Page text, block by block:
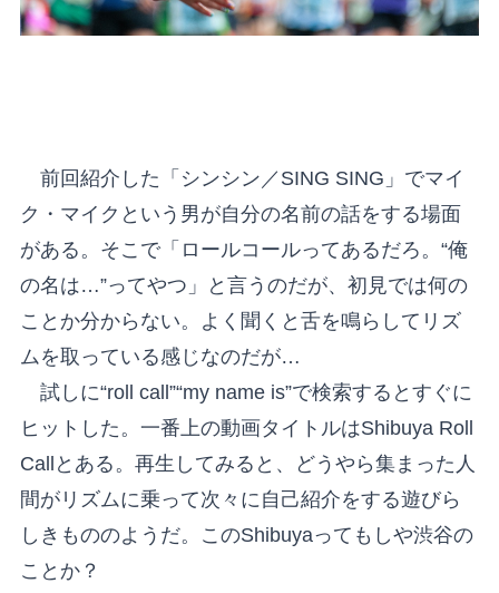
前回紹介した「シンシン／SING SING」でマイ
ク・マイクという男が自分の名前の話をする場面
がある。そこで「ロールコールってあるだろ。“俺
の名は…”ってやつ」と言うのだが、初見では何の
ことか分からない。よく聞くと舌を鳴らしてリズ
ムを取っている感じなのだが…
試しに“roll call”“my name is”で検索するとすぐに
ヒットした。一番上の動画タイトルはShibuya Roll
Callとある。再生してみると、どうやら集まった人
間がリズムに乗って次々に自己紹介をする遊びら
しきもののようだ。このShibuyaってもしや渋谷の
ことか？